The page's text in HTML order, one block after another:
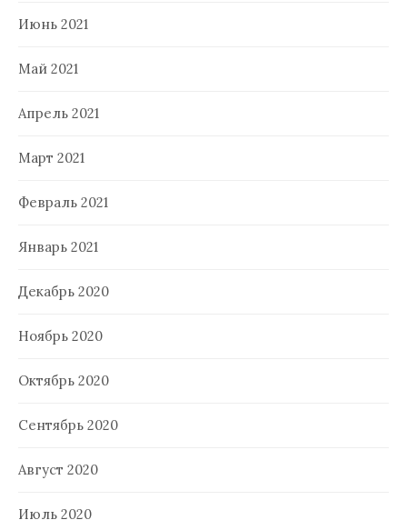
Июнь 2021
Май 2021
Апрель 2021
Март 2021
Февраль 2021
Январь 2021
Декабрь 2020
Ноябрь 2020
Октябрь 2020
Сентябрь 2020
Август 2020
Июль 2020